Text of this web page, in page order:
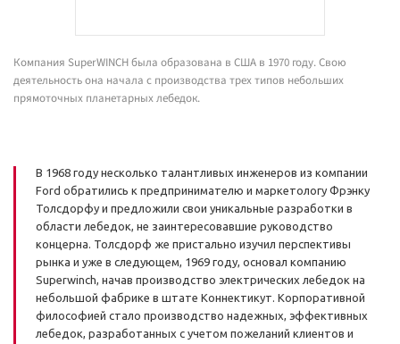
Компания SuperWINCH была образована в США в 1970 году. Свою
деятельность она начала с производства трех типов небольших
прямоточных планетарных лебедок.
В 1968 году несколько талантливых инженеров из компании
Ford обратились к предпринимателю и маркетологу Фрэнку
Толсдорфу и предложили свои уникальные разработки в
области лебедок, не заинтересовавшие руководство
концерна. Толсдорф же пристально изучил перспективы
рынка и уже в следующем, 1969 году, основал компанию
Superwinch, начав производство электрических лебедок на
небольшой фабрике в штате Коннектикут. Корпоративной
философией стало производство надежных, эффективных
лебедок, разработанных с учетом пожеланий клиентов и